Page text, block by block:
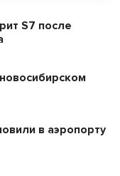
S7 после
в аэропорту